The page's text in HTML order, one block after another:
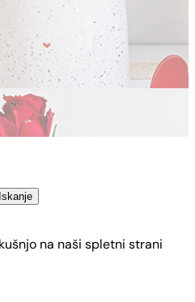
Iskanje
na naši spletni strani